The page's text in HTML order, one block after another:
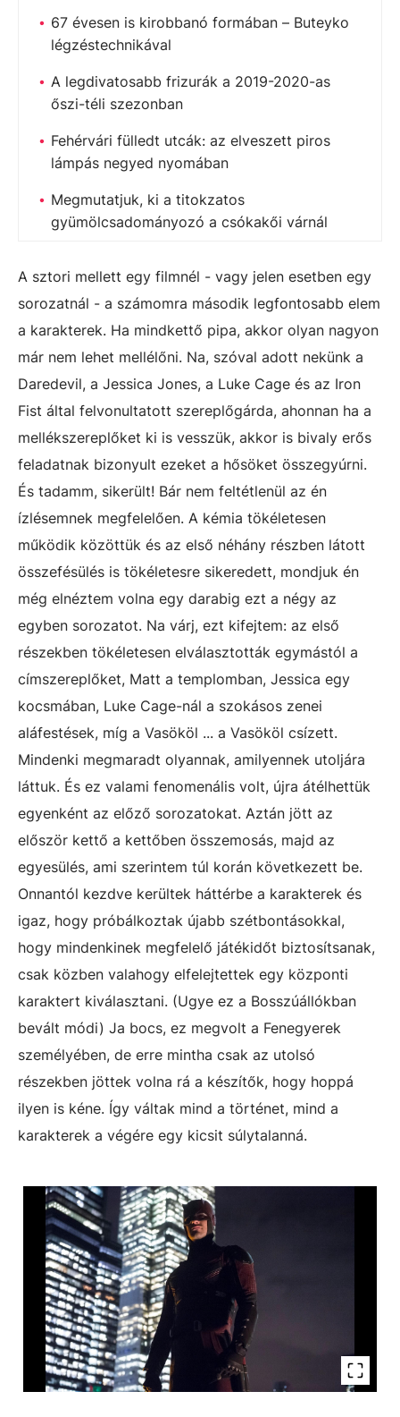
67 évesen is kirobbanó formában – Buteyko
légzéstechnikával
A legdivatosabb frizurák a 2019-2020-as
őszi-téli szezonban
Fehérvári fülledt utcák: az elveszett piros
lámpás negyed nyomában
Megmutatjuk, ki a titokzatos
gyümölcsadományozó a csókakői várnál
A sztori mellett egy filmnél - vagy jelen esetben egy
sorozatnál - a számomra második legfontosabb elem
a karakterek. Ha mindkettő pipa, akkor olyan nagyon
már nem lehet mellélőni. Na, szóval adott nekünk a
Daredevil, a Jessica Jones, a Luke Cage és az Iron
Fist által felvonultatott szereplőgárda, ahonnan ha a
mellékszereplőket ki is vesszük, akkor is bivaly erős
feladatnak bizonyult ezeket a hősöket összegyúrni.
És tadamm, sikerült! Bár nem feltétlenül az én
ízlésemnek megfelelően. A kémia tökéletesen
működik közöttük és az első néhány részben látott
összefésülés is tökéletesre sikeredett, mondjuk én
még elnéztem volna egy darabig ezt a négy az
egyben sorozatot. Na várj, ezt kifejtem: az első
részekben tökéletesen elválasztották egymástól a
címszereplőket, Matt a templomban, Jessica egy
kocsmában, Luke Cage-nál a szokásos zenei
aláfestések, míg a Vasököl ... a Vasököl csízett.
Mindenki megmaradt olyannak, amilyennek utoljára
láttuk. És ez valami fenomenális volt, újra átélhettük
egyenként az előző sorozatokat. Aztán jött az
először kettő a kettőben összemosás, majd az
egyesülés, ami szerintem túl korán következett be.
Onnantól kezdve kerültek háttérbe a karakterek és
igaz, hogy próbálkoztak újabb szétbontásokkal,
hogy mindenkinek megfelelő játékidőt biztosítsanak,
csak közben valahogy elfelejtettek egy központi
karaktert kiválasztani. (Ugye ez a Bosszúállókban
bevált módi) Ja bocs, ez megvolt a Fenegyerek
személyében, de erre mintha csak az utolsó
részekben jöttek volna rá a készítők, hogy hoppá
ilyen is kéne. Így váltak mind a történet, mind a
karakterek a végére egy kicsit súlytalanná.